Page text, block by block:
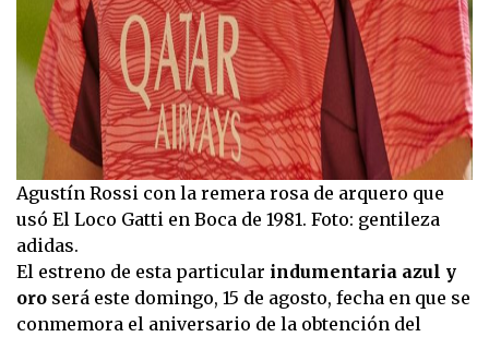
Agustín Rossi con la remera rosa de arquero que
usó El Loco Gatti en Boca de 1981. Foto: gentileza
adidas.
El estreno de esta particular indumentaria azul y
oro será este domingo, 15 de agosto, fecha en que se
conmemora el aniversario de la obtención del